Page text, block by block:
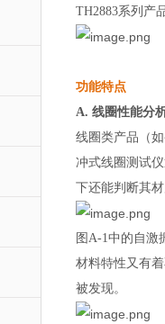
TH2883系列产
功能特点
A. 线圈性能分
线圈类产品（
冲式线圈测试
下还能判断其
图A-1中的自激
材料特性又有
被发现。